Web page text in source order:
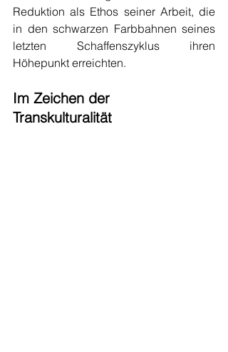
Reduktion als Ethos seiner Arbeit, die
in den schwarzen Farbbahnen seines
letzten Schaffenszyklus ihren
Höhepunkt erreichten.
Im Zeichen der
Transkulturalität